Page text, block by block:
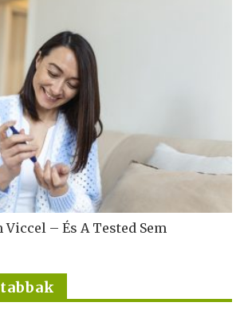
Viccel – És A Tested Sem